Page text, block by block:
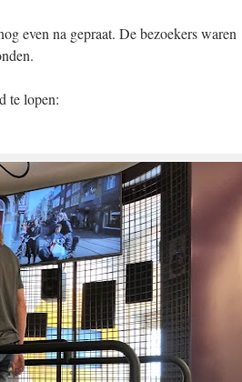
even na gepraat. De bezoekers waren
te lopen: